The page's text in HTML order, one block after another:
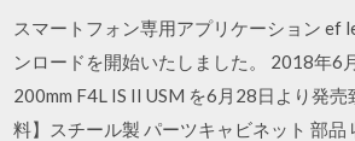
スマートフォン専用アプリケーション ef
ンロードを開始いたしました。 2018年6
200mm F4L IS II USM を6月28日より発
料】スチール製 パーツキャビネット 部品